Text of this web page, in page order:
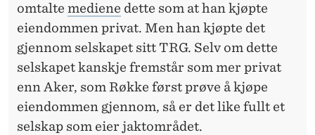
omtalte mediene dette som at han kjøpte
eiendommen privat. Men han kjøpte det
gjennom selskapet sitt TRG. Selv om dette
selskapet kanskje fremstår som mer privat
enn Aker, som Røkke først prøve å kjøpe
eiendommen gjennom, så er det like fullt et
selskap som eier jaktområdet.